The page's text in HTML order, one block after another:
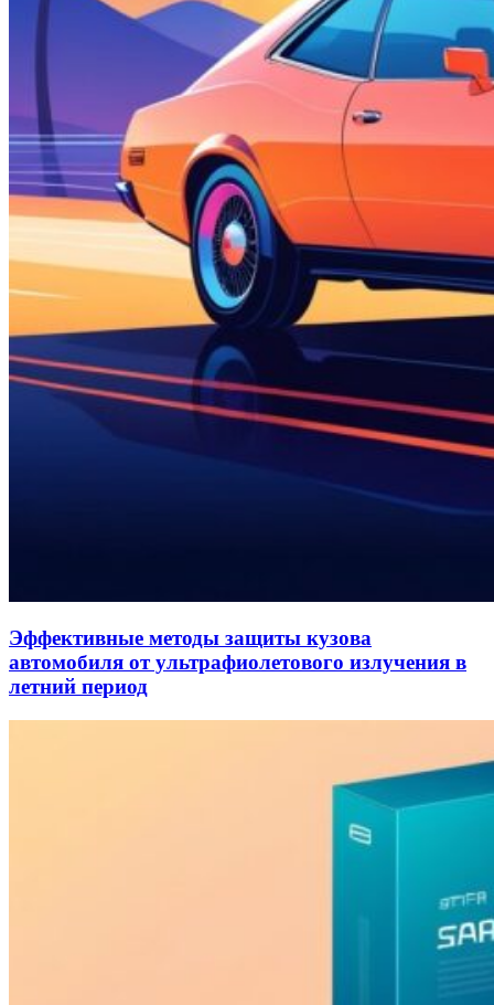
Эффективные методы защиты кузова
автомобиля от ультрафиолетового излучения в
летний период